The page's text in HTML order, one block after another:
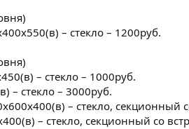
– стекло – 1200руб.
– стекло – 1000руб.
– стекло – 3000руб.
– стекло, секционный
– стекло, секционный со